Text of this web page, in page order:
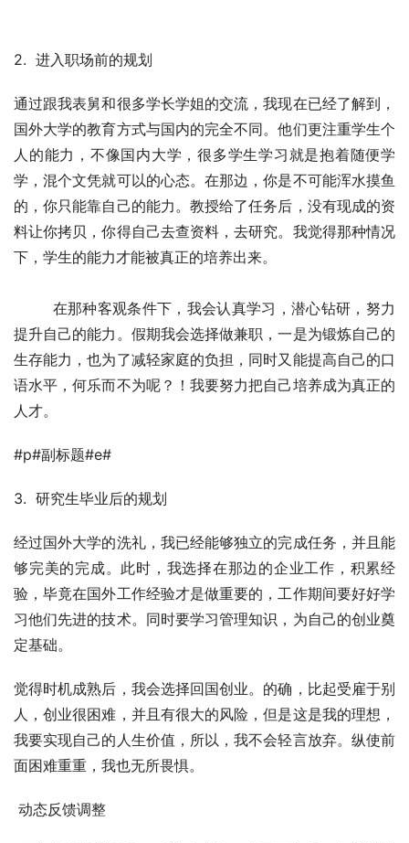
2.  进入职场前的规划
通过跟我表舅和很多学长学姐的交流，我现在已经了解到，
国外大学的教育方式与国内的完全不同。他们更注重学生个
人的能力，不像国内大学，很多学生学习就是抱着随便学
学，混个文凭就可以的心态。在那边，你是不可能浑水摸鱼
的，你只能靠自己的能力。教授给了任务后，没有现成的资
料让你拷贝，你得自己去查资料，去研究。我觉得那种情况
下，学生的能力才能被真正的培养出来。
在那种客观条件下，我会认真学习，潜心钻研，努力
提升自己的能力。假期我会选择做兼职，一是为锻炼自己的
生存能力，也为了减轻家庭的负担，同时又能提高自己的口
语水平，何乐而不为呢？！我要努力把自己培养成为真正的
人才。
#p#副标题#e#
3.  研究生毕业后的规划
经过国外大学的洗礼，我已经能够独立的完成任务，并且能
够完美的完成。此时，我选择在那边的企业工作，积累经
验，毕竟在国外工作经验才是做重要的，工作期间要好好学
习他们先进的技术。同时要学习管理知识，为自己的创业奠
定基础。
觉得时机成熟后，我会选择回国创业。的确，比起受雇于别
人，创业很困难，并且有很大的风险，但是这是我的理想，
我要实现自己的人生价值，所以，我不会轻言放弃。纵使前
面困难重重，我也无所畏惧。
动态反馈调整